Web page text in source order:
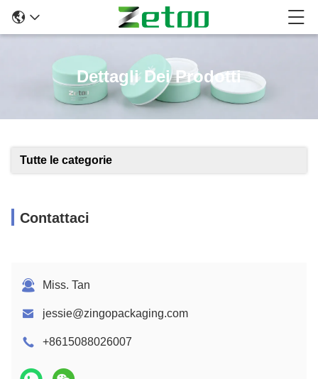
Dettagli Dei Prodotti
Tutte le categorie
Contattaci
Miss. Tan
jessie@zingopackaging.com
+8615088026007